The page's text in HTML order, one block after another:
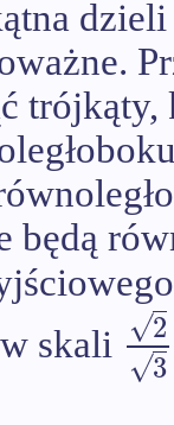
trójkąty,
będą
skali
2
√
3
√